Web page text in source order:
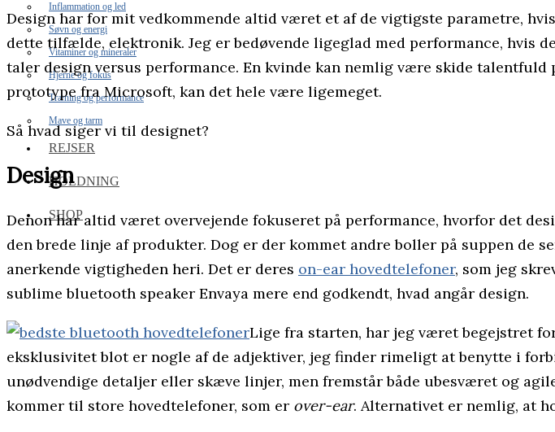
Inflammation og led
Søvn og energi
Vitaminer og mineraler
Hjerne og fokus
Træning og performance
Mave og tarm
REJSER
HOLDNING
SHOP
Design har for mit vedkommende altid været et af de vigtigste parametre,
dette tilfælde, elektronik. Jeg er bedøvende ligeglad med performance, hvis
taler design versus performance. En kvinde kan nemlig være skide
prototype fra Microsoft, kan det hele være ligemeget.
Så hvad siger vi til designet?
Design
Denon har altid været overvejende fokuseret på performance, hvorfor det
den brede linje af produkter. Dog er der kommet andre boller på suppen de
anerkende vigtigheden heri. Det er deres on-ear hovedtelefoner, som jeg
sublime bluetooth speaker Envaya mere end godkendt, hvad angår design.
Lige fra starten, har jeg været begejstret
eksklusivitet blot er nogle af de adjektiver, jeg finder rimeligt at benytte i
unødvendige detaljer eller skæve linjer, men fremstår både ubesværet og
kommer til store hovedtelefoner, som er over-ear. Alternativet er nemlig, at